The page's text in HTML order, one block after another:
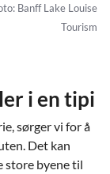
Banff Lake Louise
Tourism
i en tipi
sørger vi for å
Det kan
store byene til